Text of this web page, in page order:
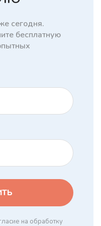
сегодня.
бесплатную
на обработку